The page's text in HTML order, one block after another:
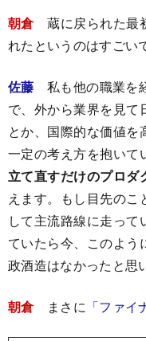
朝倉蔵に戻られた最
れたというのはすごい
佐藤 私も他の職業を
で、外から業界を見て
とか、国際的な価値を
一定の考え方を抱いて
立て直すだけのプロダ
えます。もし目先の
して主流路線に走っ
ていたら今、このよう
政酒造はなかったと思
朝倉まさに 「ファ